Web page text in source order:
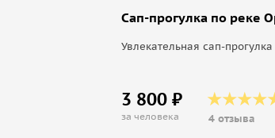
Сап-прогулка по реке
Увлекательная сап-
3 800 ₽
за человека 4 отзыва